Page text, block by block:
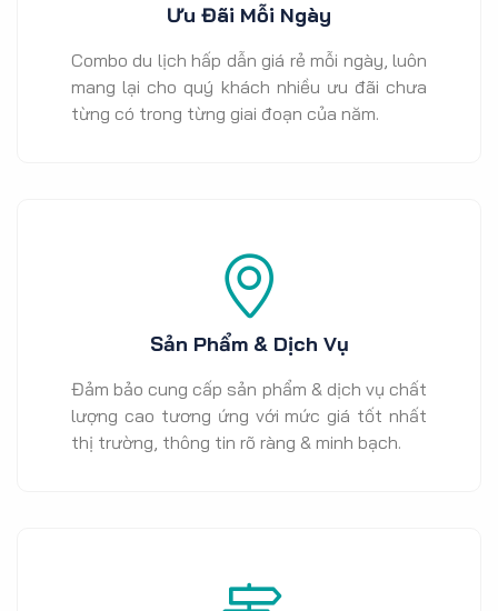
Ưu Đãi Mỗi Ngày
Combo du lịch hấp dẫn giá rẻ mỗi ngày, luôn
mang lại cho quý khách nhiều ưu đãi chưa
từng có trong từng giai đoạn của năm.
Sản Phẩm & Dịch Vụ
Đảm bảo cung cấp sản phẩm & dịch vụ chất
lượng cao tương ứng với mức giá tốt nhất
thị trường, thông tin rõ ràng & minh bạch.